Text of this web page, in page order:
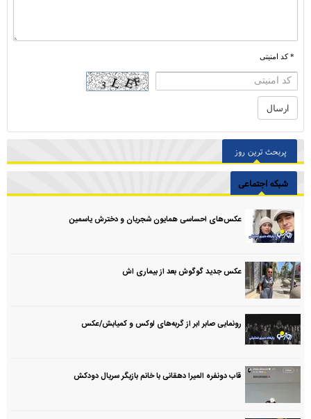
* کد امنیتی
پربحث ترین روز
شبکه اجتماعی
عکس‌های احساسی همایون شجریان و دخترش یاسمین
عکس جدید گوگوش بعد از بیماری اش
رونمایی صابر ابر از گربه‌های لوکس و کمیابش/عکس
قاب دونفره المیرا دهقانی با خانم بازیگر سریال دودکش